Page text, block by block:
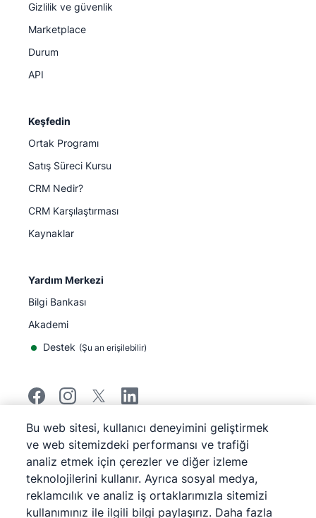
Gizlilik ve güvenlik
Marketplace
Durum
API
Keşfedin
Ortak Programı
Satış Süreci Kursu
CRM Nedir?
CRM Karşılaştırması
Kaynaklar
Yardım Merkezi
Bilgi Bankası
Akademi
Destek (Şu an erişilebilir)
© 2026Pipedrive
Pipedrive
Hizmet Koşulları
Pipedrive
Gizlilik Bildirimi
Site haritası
Çerez Bildirimi
Çerez Tercihleri
Bu web sitesi, kullanıcı deneyimini geliştirmek
ve web sitemizdeki performansı ve trafiği
analiz etmek için çerezler ve diğer izleme
teknolojilerini kullanır. Ayrıca sosyal medya,
reklamcılık ve analiz iş ortaklarımızla sitemizi
kullanımınız ile ilgili bilgi paylaşırız. Daha fazla